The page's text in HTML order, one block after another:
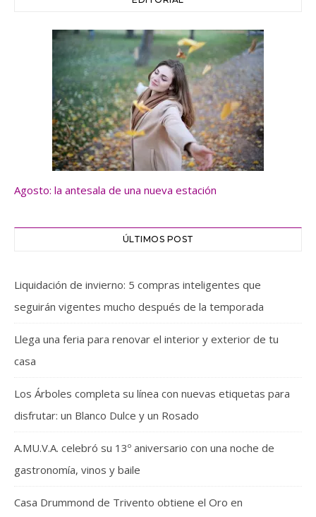
Agosto: la antesala de una nueva estación
ÚLTIMOS POST
Liquidación de invierno: 5 compras inteligentes que
seguirán vigentes mucho después de la temporada
Llega una feria para renovar el interior y exterior de tu
casa
Los Árboles completa su línea con nuevas etiquetas para
disfrutar: un Blanco Dulce y un Rosado
A.MU.V.A. celebró su 13º aniversario con una noche de
gastronomía, vinos y baile
Casa Drummond de Trivento obtiene el Oro en